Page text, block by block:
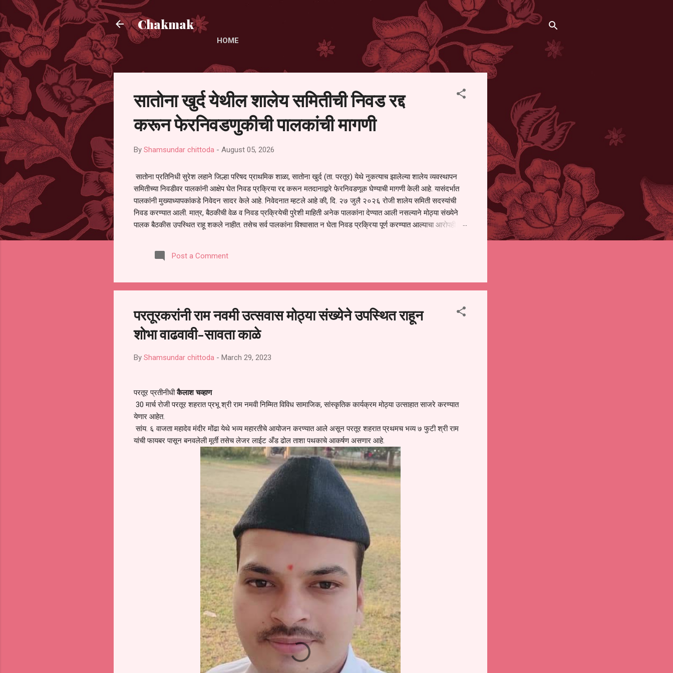
Chakmak
HOME
सातोना खुर्द येथील शालेय समितीची निवड रद्द
करून फेरनिवडणुकीची पालकांची मागणी
By Shamsundar chittoda - August 05, 2026
सातोना प्रतिनिधी सुरेश लहाने जिल्हा परिषद प्राथमिक शाळा, सातोना खुर्द (ता. परतूर) येथे नुकत्याच झालेल्या शालेय व्यवस्थापन
समितीच्या निवडीवर पालकांनी आक्षेप घेत निवड प्रक्रिया रद्द करून मतदानाद्वारे फेरनिवडणूक घेण्याची मागणी केली आहे. यासंदर्भात
पालकांनी मुख्याध्यापकांकडे निवेदन सादर केले आहे. निवेदनात म्हटले आहे की, दि. २७ जुलै २०२६ रोजी शालेय समिती सदस्यांची
निवड करण्यात आली. मात्र, बैठकीची वेळ व निवड प्रक्रियेची पुरेशी माहिती अनेक पालकांना देण्यात आली नसल्याने मोठ्या संख्येने
पालक बैठकीस उपस्थित राहू शकले नाहीत. तसेच सर्व पालकांना विश्वासात न घेता निवड प्रक्रिया पूर्ण करण्यात आल्याचा आरोपही
समितीची फेरनिवडणूक घेण्यात यावी, अशी मागणी पालकांनी केली आहे. या निवेदनाच्या प्रती जिल्हा शिक्षण अधिकारी (प्राथमिक),
जालना तसेच तालुका शिक्षण अधिकारी, परतूर यांनाही पाठविण्यात आल्या असून प्रशासन याबाबत काय निर्णय घेते, याकडे पालकांचे
Post a Comment
परतूरकरांनी राम नवमी उत्सवास मोठ्या संख्येने उपस्थित राहून
शोभा वाढवावी-सावता काळे
By Shamsundar chittoda - March 29, 2023
परतूर प्रतीनीधीकैलाश चव्हाण
30 मार्च रोजी परतूर शहरात प्रभू श्री राम नमवी निम्मित विविध सामाजिक, सांस्कृतिक कार्यक्रम मोठ्या उत्साहात साजरे करण्यात
येणार आहेत.
सांय. ६ वाजता महादेव मंदीर मोंढा येथे भव्य महारतीचे आयोजन करण्यात आले असून परतूर शहरात प्रथमच भव्य ७ फुटी श्री राम
यांची फायबर पासून बनवलेली मूर्ती तसेच लेजर लाईट अँड ढोल ताशा पथकाचे आकर्षण असणार आहे.